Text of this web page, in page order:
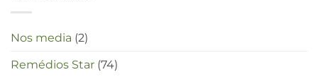
Nos media (2)
Remédios Star (74)